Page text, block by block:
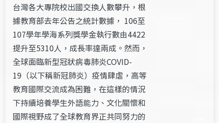
台灣各大專院校出國交換人數攀升，根
據教育部去年公告之統計數據， 106至
107學年學海系列獎學金執行數由4422
提升至5310人，成長率達兩成。然而，
全球面臨新型冠狀病毒肺炎COVID-
19（以下稱新冠肺炎）疫情肆虐，高等
教育國際交流成為困難，在這樣的情況
下持續培養學生外語能力、文化關懷和
國際視野成了全球教育界正共同努力的